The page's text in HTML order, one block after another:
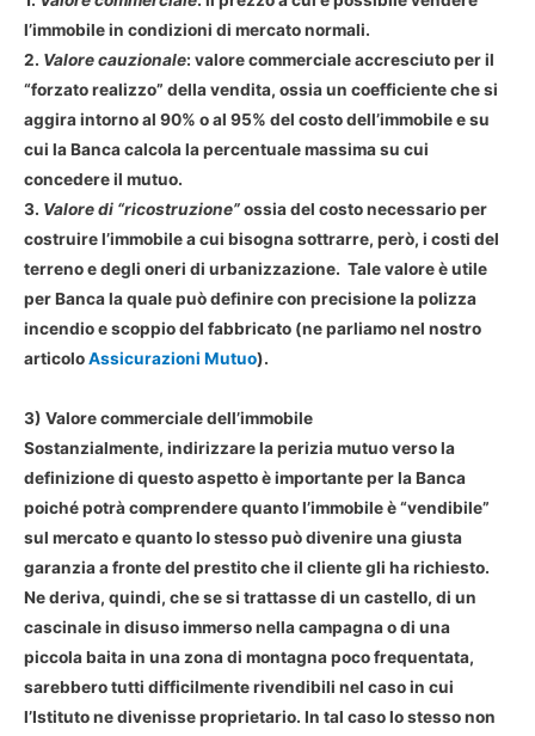
l’immobile in condizioni di mercato normali.
2. Valore cauzionale: valore commerciale accresciuto per il
“forzato realizzo” della vendita, ossia un coefficiente che si
aggira intorno al 90% o al 95% del costo dell’immobile e su
cui la Banca calcola la percentuale massima su cui
concedere il mutuo.
3. Valore di “ricostruzione”ossia del costo necessario per
costruire l’immobile a cui bisogna sottrarre, però, i costi del
terreno e degli oneri di urbanizzazione. Tale valore è utile
per Banca la quale può definire con precisione la polizza
incendio e scoppio del fabbricato (ne parliamo nel nostro
articoloAssicurazioni Mutuo).
3) Valore commerciale dell’immobile
Sostanzialmente, indirizzare la perizia mutuo verso la
definizione di questo aspetto è importante per la Banca
poiché potrà comprendere quanto l’immobile è “vendibile”
sul mercato e quanto lo stesso può divenire una giusta
garanzia a fronte del prestito che il cliente gli ha richiesto.
Ne deriva, quindi, che se si trattasse di un castello, di un
cascinale in disuso immerso nella campagna o di una
piccola baita in una zona di montagna poco frequentata,
sarebbero tutti difficilmente rivendibili nel caso in cui
l’Istituto ne divenisse proprietario. In tal caso lo stesso non